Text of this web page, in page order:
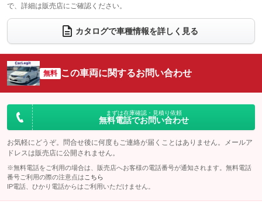
ウォークスルー
：装備なし
電動リアゲート フロントカメラ
：装備なし
：装備なし ：装備なし
サイドカメラ
：装備なし ルーフレール
：装備なし
：装備なし
：装備なし
で、詳細は販売店にご確認ください。
カタログで車種情報を詳しく見る
無料 この車両に関するお問い合わせ
まずは在庫確認・見積り依頼
無料電話でお問い合わせ
お気軽にどうぞ。問合せ後に何度もご連絡が届くことはありません。メールア
ドレスは販売店に公開されません。
※無料電話をご利用の場合は、販売店へお客様の電話番号が通知されます。無料電話
番号ご利用の際の注意点は こちら
IP電話、ひかり電話からはご利用いただけません。